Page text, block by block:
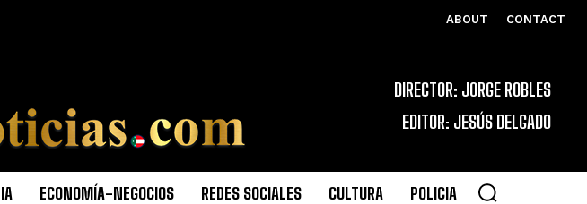
ABOUT CONTACT
DIRECTOR: JORGE ROBLES
EDITOR: JESÚS DELGADO
ECONOMÍA-NEGOCIOS REDES SOCIALES CULTURA POLICIA